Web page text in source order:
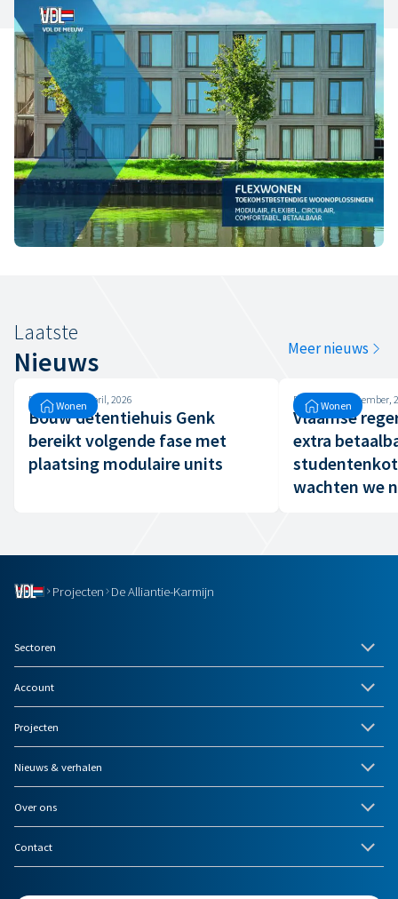
Terug naar overzicht
Laatste
Nieuws Meer nieuws
Wonen
Donderdag, 9 april, 2026
Bouw detentiehuis Genk
bereikt volgende fase met
plaatsing modulaire units
Wonen
Dinsdag, 26 september,
Vlaamse
extra
wachten we
Projecten De Alliantie-Karmijn
Sectoren
Account
Projecten
Nieuws & verhalen
Over ons
Contact